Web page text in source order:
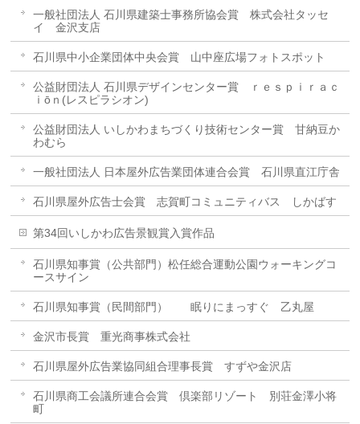
一般社団法人 石川県建築士事務所協会賞 株式会社タッセ
イ 金沢支店
石川県中小企業団体中央会賞 山中座広場フォトスポット
公益財団法人 石川県デザインセンター賞 ｒｅｓｐｉｒａｃ
ｉōｎ(レスピラシオン)
公益財団法人 いしかわまちづくり技術センター賞 甘納豆か
わむら
一般社団法人 日本屋外広告業団体連合会賞 石川県直江庁舎
石川県屋外広告士会賞 志賀町コミュニティバス しかばす
第34回いしかわ広告景観賞入賞作品
石川県知事賞（公共部門）松任総合運動公園ウォーキングコ
ースサイン
石川県知事賞（民間部門） 眠りにまっすぐ 乙丸屋
金沢市長賞 重光商事株式会社
石川県屋外広告業協同組合理事長賞 すずや金沢店
石川県商工会議所連合会賞 倶楽部リゾート 別荘金澤小将
町